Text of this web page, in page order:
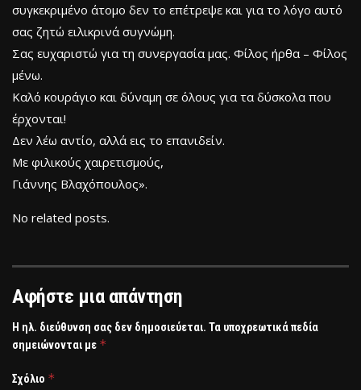
συγκεκριμένο άτομο δεν το επέτρεψε και για το λόγο αυτό
σας ζητώ ειλικρινά συγνώμη.
Σας ευχαριστώ για τη συνεργασία μας. Φίλος ήρθα – Φίλος
μένω.
Καλό κουράγιο και δύναμη σε όλους για τα δύσκολα που
έρχονται!
Δεν λέω αντίο, αλλά εις το επανιδείν.
Με φιλικούς χαιρετισμούς,
Γιάννης Βλαχόπουλος».
No related posts.
Αφήστε μια απάντηση
Η ηλ. διεύθυνση σας δεν δημοσιεύεται. Τα υποχρεωτικά πεδία
σημειώνονται με *
Σχόλιο *